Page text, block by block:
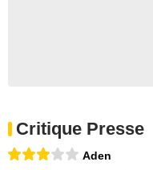
Critique Presse
Aden